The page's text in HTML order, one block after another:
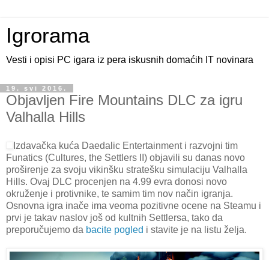
Igrorama
Vesti i opisi PC igara iz pera iskusnih domaćih IT novinara
19. svi 2016.
Objavljen Fire Mountains DLC za igru
Valhalla Hills
Izdavačka kuća Daedalic Entertainment i razvojni tim
Funatics (Cultures, the Settlers II) objavili su danas novo
proširenje za svoju vikinšku stratešku simulaciju Valhalla
Hills. Ovaj DLC procenjen na 4.99 evra donosi novo
okruženje i protivnike, te samim tim nov način igranja.
Osnovna igra inače ima veoma pozitivne ocene na Steamu i
prvi je takav naslov još od kultnih Settlersa, tako da
preporučujemo da bacite pogled i stavite je na listu želja.